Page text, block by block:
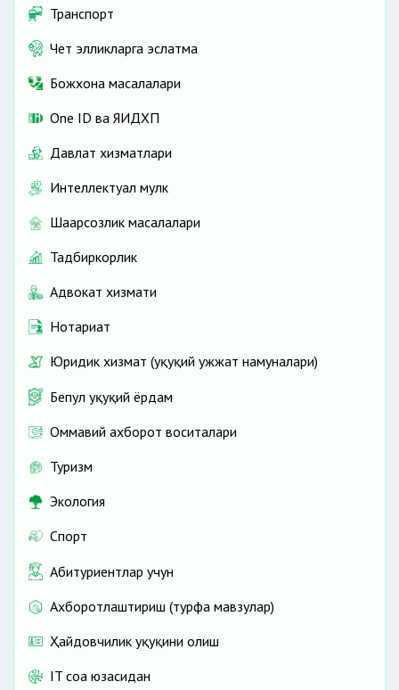
Транспорт
Чет элликларга эслатма
Божхона масалалари
One ID ва ЯИДХП
Давлат хизматлари
Интеллектуал мулк
Шаҳарсозлик масалалари
Тадбиркорлик
Адвокат хизмати
Нотариат
Юридик хизмат (ҳуқуқий ҳужжат намуналари)
Бепул ҳуқуқий ёрдам
Оммавий ахборот воситалари
Туризм
Экология
Спорт
Абитуриентлар учун
Ахборотлаштириш (турфа мавзулар)
Ҳайдовчилик ҳуқуқини олиш
IT соҳа юзасидан